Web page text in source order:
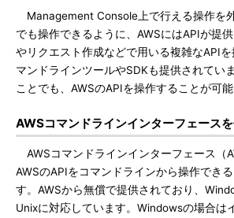
Management Console上で行える操作を
でも操作できるように、AWSにはAPIが提
やリクエスト作成などで用いる複雑なAPI
マンドラインツールやSDKも提供されてい
ことでも、AWSのAPIを操作することが可能
AWSコマンドラインインターフェース
AWSコマンドラインインターフェース（
AWSのAPIをコマンドラインから操作でき
す。AWSから無償で提供されており、
Unixに対応しています。Windowsの場合は